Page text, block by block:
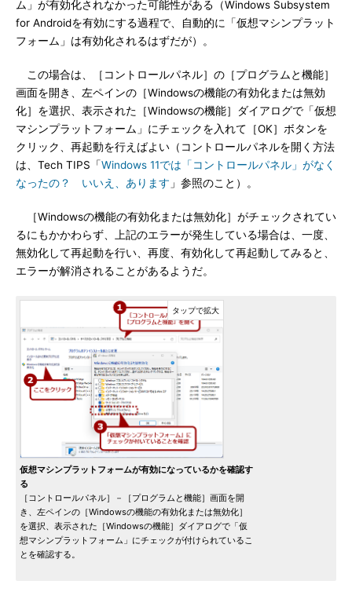
ム」が有効化されなかった可能性がある（Windows Subsystem
for Androidを有効にする過程で、自動的に「仮想マシンプラット
フォーム」は有効化されるはずだが）。
この場合は、［コントロールパネル］の［プログラムと機能］
画面を開き、左ペインの［Windowsの機能の有効化または無効
化］を選択、表示された［Windowsの機能］ダイアログで「仮想
マシンプラットフォーム」にチェックを入れて［OK］ボタンを
クリック、再起動を行えばよい（コントロールパネルを開く方法
は、Tech TIPS「Windows 11では「コントロールパネル」がなく
なったの？ いいえ、あります 」参照のこと）。
［Windowsの機能の有効化または無効化］がチェックされてい
るにもかかわらず、上記のエラーが発生している場合は、一度、
無効化して再起動を行い、再度、有効化して再起動してみると、
エラーが解消されることがあるようだ。
仮想マシンプラットフォームが有効になっているかを確認す
る
［コントロールパネル］－［プログラムと機能］画面を開
き、左ペインの［Windowsの機能の有効化または無効化］
を選択、表示された［Windowsの機能］ダイアログで「仮
想マシンプラットフォーム」にチェックが付けられているこ
とを確認する。